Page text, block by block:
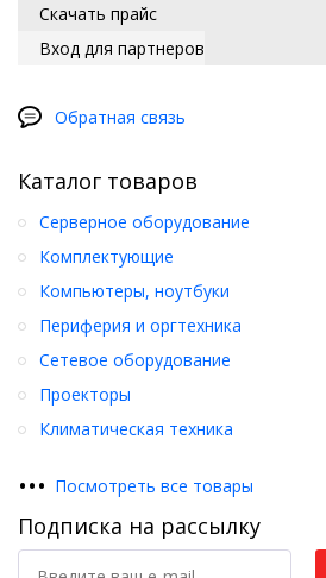
Скачать прайс
Вход для партнеров
Обратная связь
Каталог товаров
Серверное оборудование
Комплектующие
Компьютеры, ноутбуки
Периферия и оргтехника
Сетевое оборудование
Проекторы
Климатическая техника
••• Посмотреть все товары
Подписка на рассылку